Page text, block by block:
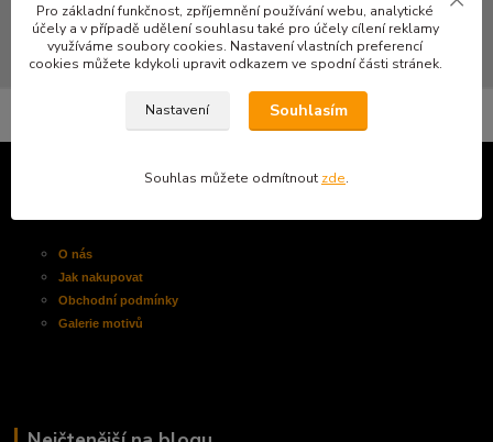
O nás
Jak nakupovat
Obchodnípodmínky
Galerie motivů
Pro základní funkčnost, zpříjemnění používání webu, analytické
účely a v případě udělení souhlasu také pro účely cílení reklamy
využíváme soubory cookies. Nastavení vlastních preferencí
cookies můžete kdykoli upravit odkazem ve spodní části stránek.
Nastavení Souhlasím
Souhlas můžete odmítnout zde.